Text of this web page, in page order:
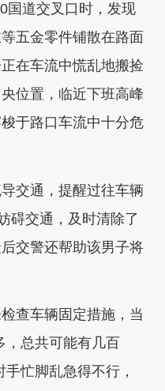
道交叉口时，发现
五金零件铺散在路面
在车流中慌乱地搬捡
位置，临近下班高峰
于路口车流中十分危
交通，提醒过往车辆
碍交通，及时清除了
交警还帮助该男子将
查车辆固定措施，当
，总共可能有几百
忙脚乱急得不行，